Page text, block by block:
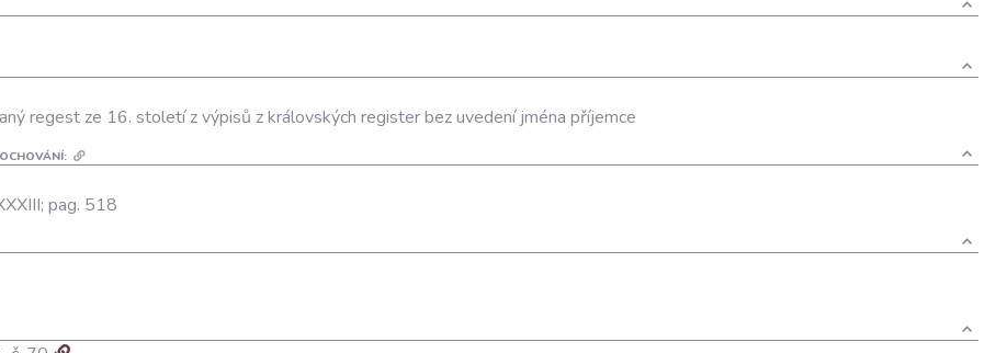
regest ze 16. století z výpisů z královských register bez uvedení jména příjemce
pag. 518